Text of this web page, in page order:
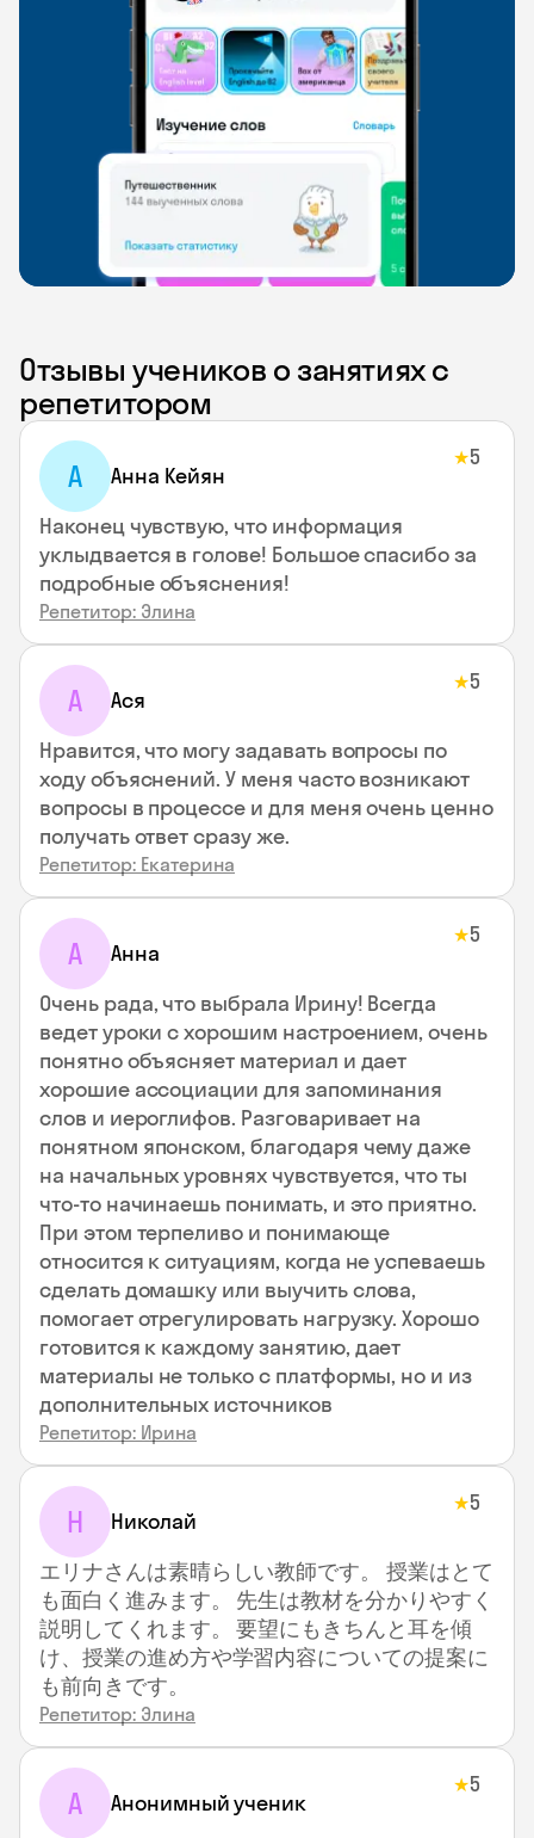
Отзывы учеников о занятиях с
репетитором
А Анна Кейян
★5
Наконец чувствую, что информация
уклыдвается в голове! Большое спасибо за
подробные объяснения!
Репетитор: Элина
А Ася
★5
Нравится, что могу задавать вопросы по
ходу объяснений. У меня часто возникают
вопросы в процессе и для меня очень ценно
получать ответ сразу же.
Репетитор: Екатерина
А Анна
★5
Очень рада, что выбрала Ирину! Всегда
ведет уроки с хорошим настроением, очень
понятно объясняет материал и дает
хорошие ассоциации для запоминания
слов и иероглифов. Разговаривает на
понятном японском, благодаря чему даже
на начальных уровнях чувствуется, что ты
что-то начинаешь понимать, и это приятно.
При этом терпеливо и понимающе
относится к ситуациям, когда не успеваешь
сделать домашку или выучить слова,
помогает отрегулировать нагрузку. Хорошо
готовится к каждому занятию, дает
материалы не только с платформы, но и из
дополнительных источников
Репетитор: Ирина
Н Николай
★5
エリナさんは素晴らしい教師です。 授業はとて
も面白く進みます。 先生は教材を分かりやすく
説明してくれます。 要望にもきちんと耳を傾
け、授業の進め方や学習内容についての提案に
も前向きです。
Репетитор: Элина
А Анонимный ученик
★5